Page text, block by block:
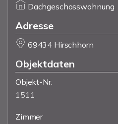
Dachgeschosswohnung
Adresse
69434 Hirschhorn
Objektdaten
Objekt-Nr.
1511
Zimmer